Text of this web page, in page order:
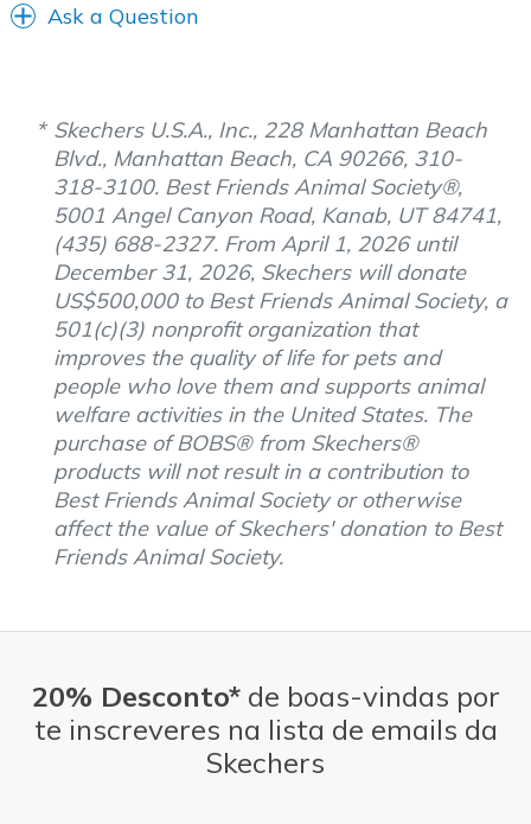
Ask a Question
Skechers U.S.A., Inc., 228 Manhattan Beach
Blvd., Manhattan Beach, CA 90266, 310-
318-3100. Best Friends Animal Society®,
5001 Angel Canyon Road, Kanab, UT 84741,
(435) 688-2327. From April 1, 2026 until
December 31, 2026, Skechers will donate
US$500,000 to Best Friends Animal Society, a
501(c)(3) nonprofit organization that
improves the quality of life for pets and
people who love them and supports animal
welfare activities in the United States. The
purchase of BOBS® from Skechers®
products will not result in a contribution to
Best Friends Animal Society or otherwise
affect the value of Skechers' donation to Best
Friends Animal Society.
20% Desconto*de boas-vindas por
te inscreveres na lista de emails da
Skechers